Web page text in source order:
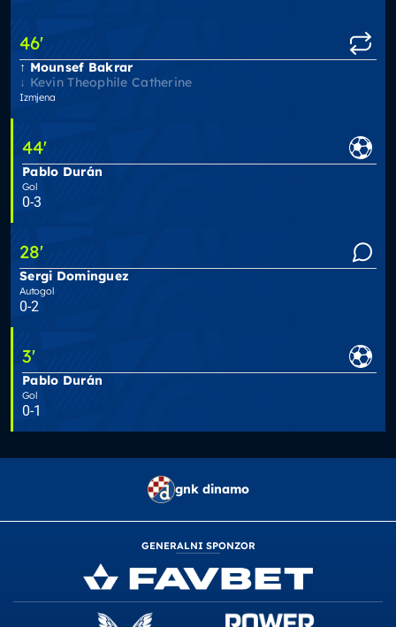
46'
Mounsef Bakrar
Kevin Theophile Catherine
Izmjena
44'
Pablo Durán
Gol
0-3
28'
Sergi Dominguez
Autogol
0-2
3'
Pablo Durán
Gol
0-1
gnk dinamo
GENERALNI SPONZOR